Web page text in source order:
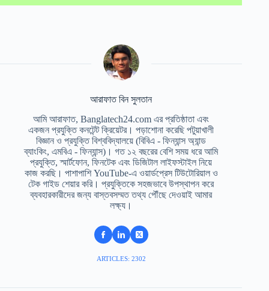
আরাফাত বিন সুলতান
আমি আরাফাত, Banglatech24.com এর প্রতিষ্ঠাতা এবং
একজন প্রযুক্তি কনটেন্ট ক্রিয়েটর। পড়াশোনা করেছি পটুয়াখালী
বিজ্ঞান ও প্রযুক্তি বিশ্ববিদ্যালয়ে (বিবিএ - ফিন্যান্স অ্যান্ড
ব্যাংকিং, এমবিএ - ফিন্যান্স)। গত ১২ বছরের বেশি সময় ধরে আমি
প্রযুক্তি, স্মার্টফোন, ফিনটেক এবং ডিজিটাল লাইফস্টাইল নিয়ে
কাজ করছি। পাশাপাশি YouTube-এ ওয়ার্ডপ্রেস টিউটোরিয়াল ও
টেক গাইড শেয়ার করি। প্রযুক্তিকে সহজভাবে উপস্থাপন করে
ব্যবহারকারীদের জন্য বাস্তবসম্মত তথ্য পৌঁছে দেওয়াই আমার
লক্ষ্য।
ARTICLES: 2302